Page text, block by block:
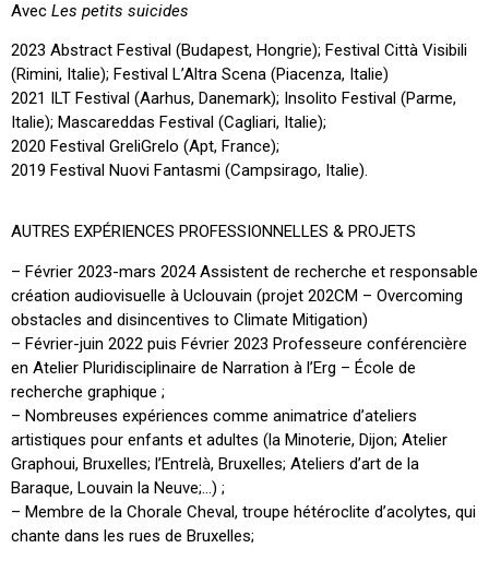
Avec Les petits suicides
2023 Abstract Festival (Budapest, Hongrie); Festival Città Visibili
(Rimini, Italie); Festival L’Altra Scena (Piacenza, Italie)
2021 ILT Festival (Aarhus, Danemark); Insolito Festival (Parme,
Italie); Mascareddas Festival (Cagliari, Italie);
2020 Festival GreliGrelo (Apt, France);
2019 Festival Nuovi Fantasmi (Campsirago, Italie).
AUTRES EXPÉRIENCES PROFESSIONNELLES & PROJETS
– Février 2023-mars 2024 Assistent de recherche et responsable
création audiovisuelle à Uclouvain (projet 202CM – Overcoming
obstacles and disincentives to Climate Mitigation)
– Février-juin 2022 puis Février 2023 Professeure conférencière
en Atelier Pluridisciplinaire de Narration à l’Erg – École de
recherche graphique ;
– Nombreuses expériences comme animatrice d’ateliers
artistiques pour enfants et adultes (la Minoterie, Dijon; Atelier
Graphoui, Bruxelles; l’Entrelà, Bruxelles; Ateliers d’art de la
Baraque, Louvain la Neuve;…) ;
– Membre de la Chorale Cheval, troupe hétéroclite d’acolytes, qui
chante dans les rues de Bruxelles;